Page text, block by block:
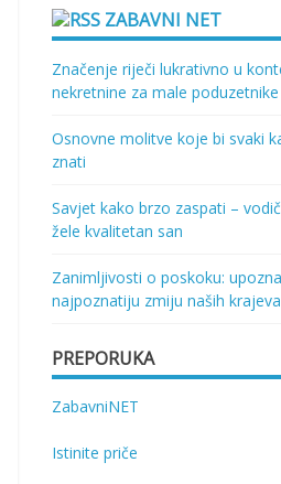
ZABAVNI NET
Značenje riječi lukrativno u
nekretnine za male poduzetnike
Osnovne molitve koje bi svaki
znati
Savjet kako brzo zaspati –
žele kvalitetan san
Zanimljivosti o poskoku:
najpoznatiju zmiju naših krajeva
PREPORUKA
ZabavniNET
Istinite priče